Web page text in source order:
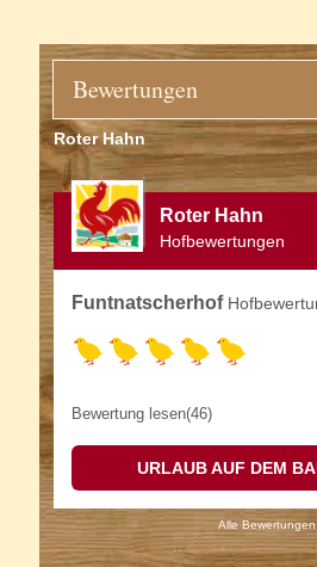
Bewertungen
Roter Hahn
Roter Hahn
Hofbewertungen
Funtnatscherhof
Bewertung lesen(46)
URLAUB AUF DEM
Alle Bewertungen